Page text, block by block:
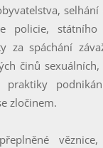
policie, státního
za spáchání
činů
zločinem.